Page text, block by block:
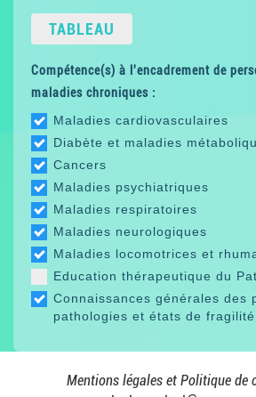
TABLEAU
Compétence(s) à l'encadrement de
maladies chroniques :
Maladies cardiovasculaires
Diabète et maladies
Cancers
Maladies psychiatriques
Maladies respiratoires
Maladies neurologiques
Maladies locomotrices et
Education thérapeutique du
Connaissances générales des
pathologies et états de fragilité
Mentions légales et Politique de